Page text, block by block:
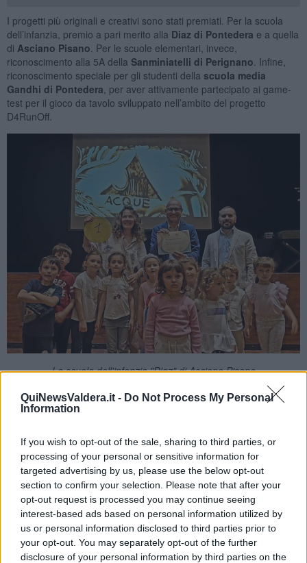
QuiNewsValdera.it - Do Not Process My Personal
Information
If you wish to opt-out of the sale, sharing to third parties, or
processing of your personal or sensitive information for
targeted advertising by us, please use the below opt-out
section to confirm your selection. Please note that after your
opt-out request is processed you may continue seeing
interest-based ads based on personal information utilized by
us or personal information disclosed to third parties prior to
your opt-out. You may separately opt-out of the further
disclosure of your personal information by third parties on the
I progetti più originali e creativi sono stati premiati. Per la scuola
dell’infanzia, premio a pari merito alla Diaz di Pontedera e a quella
di Asciano Pisano . Per le scuole elementari, invece,
riconoscimento alla 5A della Sanminiatelli di Perignano . Infine,
riconoscimento speciale per gli studenti della scuola media
Gandhi di Pontedera , per aver attivamente partecipato ai game-
test per il gioco da tavolo sviluppato nell’ambito del progetto
D4RunOff.
La scuola dell'infanzia "Diaz" di Asciano Pisano